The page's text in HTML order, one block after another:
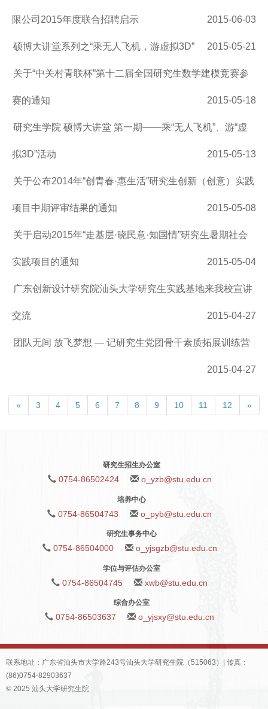
限公司2015年度联合招聘启示 2015-06-03
硕博大讲堂系列之“乘无人飞机，游虚拟3D” 2015-05-21
关于“中关村青联杯”第十二届全国研究生数学建模竞赛参
赛的通知 2015-05-18
研究生学院 硕博大讲堂 第一期——乘“无人飞机”、游“虚
拟3D”活动 2015-05-13
关于公布2014年“创青春·惠生活”研究生创新（创意）实践
项目中期评审结果的通知 2015-05-08
关于启动2015年“走基层·晓民意·知国情”研究生暑期社会
实践项目的通知 2015-05-04
广东创新设计研究院汕头大学研究生实践基地来我校宣讲
交流 2015-04-27
团队无间 放飞梦想 — 记研究生党团骨干素质拓展训练营
2015-04-27
« 3 4 5 6 7 8 9 10 11 12 »
研究生招生办公室
0754-86502424 o_yzb@stu.edu.cn
培养中心
0754-86504743 o_pyb@stu.edu.cn
研究生事务中心
0754-86504000 o_yjsgzb@stu.edu.cn
学位与评估办公室
0754-86504745 xwb@stu.edu.cn
综合办公室
0754-86503637 o_yjsxy@stu.edu.cn
联系地址：广东省汕头市大学路243号汕头大学研究生院（515063）| 传真：
(86)0754-82903637
© 2025 汕头大学研究生院